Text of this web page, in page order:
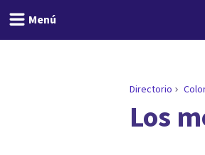
Menú
Directorio
Los